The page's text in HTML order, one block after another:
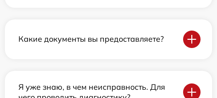
Какие документы вы предоставляете?
Я уже знаю, в чем неисправность. Для